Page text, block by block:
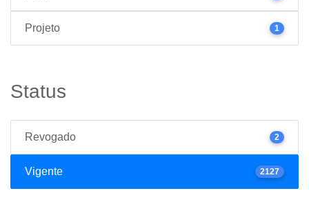
Projeto 1
Status
Revogado 2
Vigente 2127